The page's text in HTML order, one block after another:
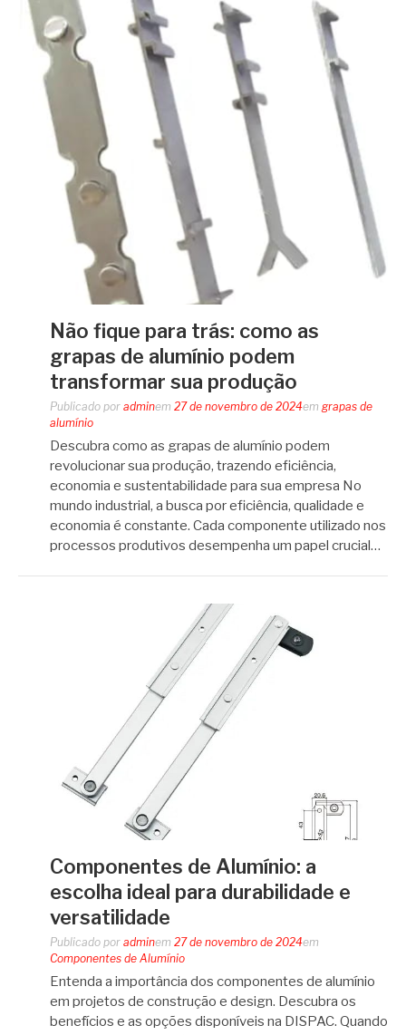
Não fique para trás: como as
grapas de alumínio podem
transformar sua produção
Publicado por adminem 27 de novembro de 2024em grapas de
alumínio
Descubra como as grapas de alumínio podem
revolucionar sua produção, trazendo eficiência,
economia e sustentabilidade para sua empresa No
mundo industrial, a busca por eficiência, qualidade e
economia é constante. Cada componente utilizado nos
processos produtivos desempenha um papel crucial…
Componentes de Alumínio: a
escolha ideal para durabilidade e
versatilidade
Publicado por adminem 27 de novembro de 2024em
Componentes de Alumínio
Entenda a importância dos componentes de alumínio
em projetos de construção e design. Descubra os
benefícios e as opções disponíveis na DISPAC. Quando